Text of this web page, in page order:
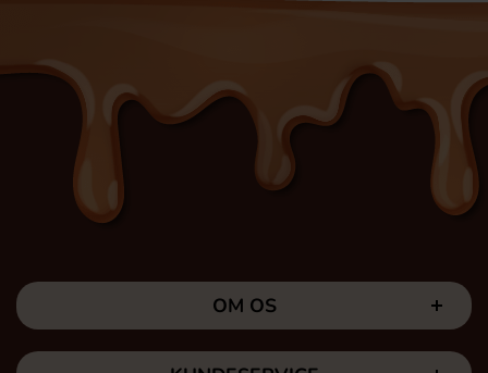
OM OS